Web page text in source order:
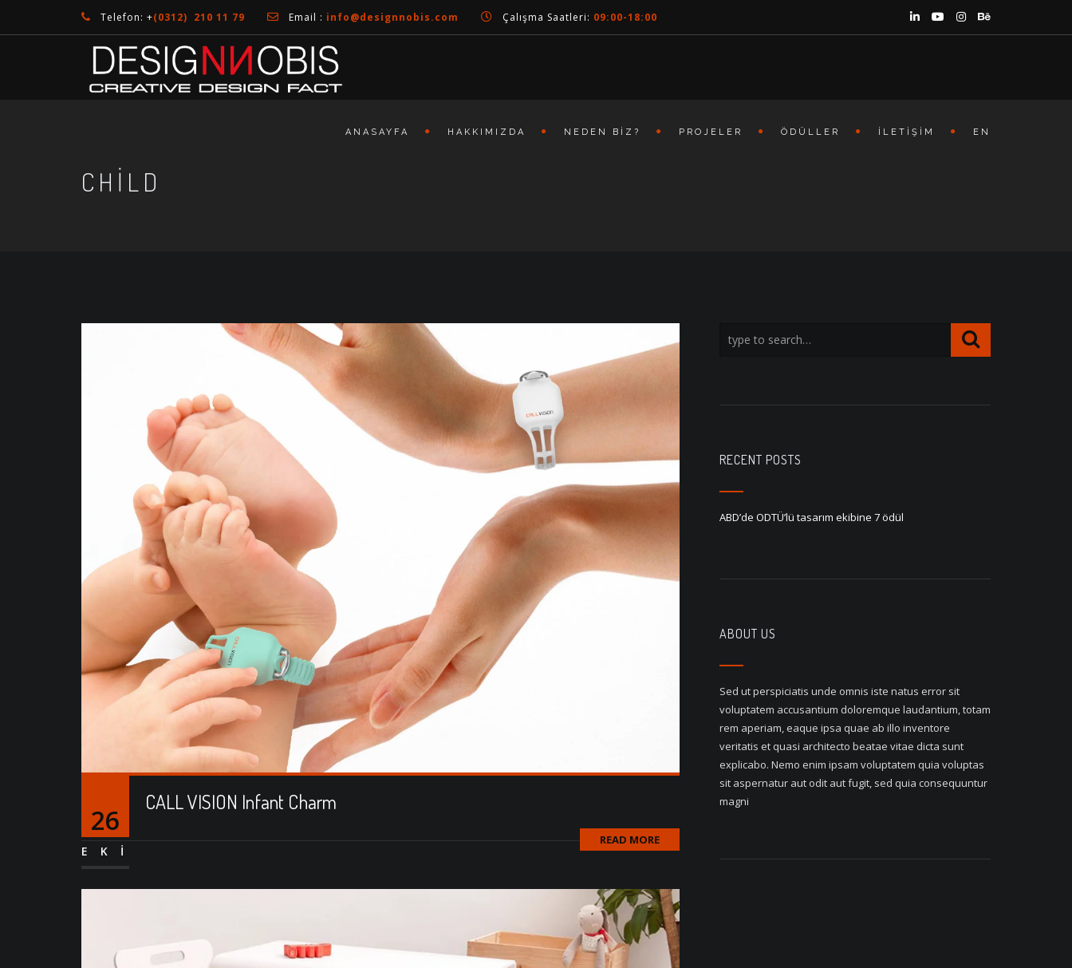
Telefon: +(0312) 210 11 79 Email : info@designnobis.com Çalışma Saatleri: 09:00-18:00
ANASAYFA HAKKIMIZDA NEDEN BIZ? PROJELER ÖDÜLLER İLETIŞIM EN
CHILD
26
EKI
CALL VISION Infant Charm
READ MORE
RECENT POSTS
ABD’de ODTÜ’lü tasarım ekibine 7 ödül
ABOUT US
Sed ut perspiciatis unde omnis iste natus error sit
voluptatem accusantium doloremque laudantium, totam
rem aperiam, eaque ipsa quae ab illo inventore
veritatis et quasi architecto beatae vitae dicta sunt
explicabo. Nemo enim ipsam voluptatem quia voluptas
sit aspernatur aut odit aut fugit, sed quia consequuntur
magni